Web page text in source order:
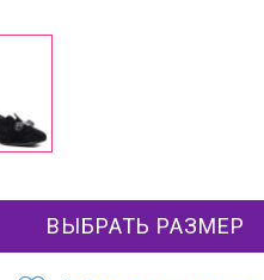
ВЫБРАТЬ РАЗМЕР